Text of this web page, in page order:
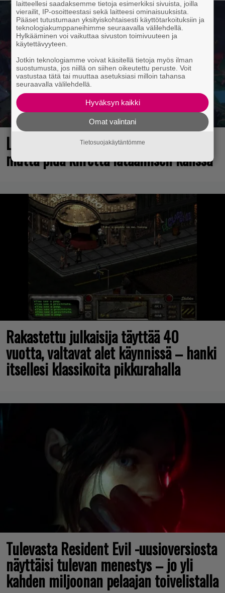
Loistopeli Steamistä maksutta –
mutta pidä kiirettä lataamisen kanssa
Rakastettu julkaisija täyttää 40
vuotta, valtavat alet käynnissä – hanki
itsellesi klassikoita pikkurahalla
Tulevasta Resident Evil -uusioversiosta
näyttäisi tulevan menestys – jo yli
kahden miljoonan pelaajan toivelistalla
laitteellesi saadaksemme tietoja esimerkiksi sivuista, joilla
vierailit, IP-osoitteestasi sekä laitteesi ominaisuuksista.
Pääset tutustumaan yksityiskohtaisesti käyttötarkoituksiin ja
teknologiakumppaneihimme seuraavalla välilehdellä.
Hylkääminen voi vaikuttaa sivuston toimivuuteen ja
käytettävyyteen.
Jotkin teknologiamme voivat käsitellä tietoja myös ilman
suostumusta, jos niillä on siihen oikeutettu peruste. Voit
vastustaa tätä tai muuttaa asetuksiasi milloin tahansa
seuraavalla välilehdellä.
Hyväksyn kaikki
Omat valintani
Tietosuojakäytäntömme